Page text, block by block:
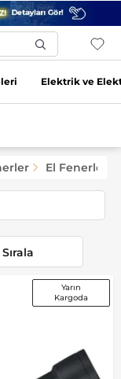
Elektrik ve
El Fenerleri
Sırala
Yarın
Kargoda